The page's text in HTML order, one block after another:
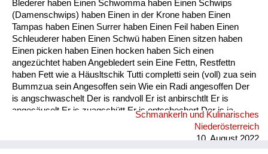
Schmankerln und
Kulinarisches
Blederer haben Einen Schwomma haben Einen Schwips
(Damenschwips) haben Einen in der Krone haben Einen
Tampas haben Einen Surrer haben Einen Feil haben Einen
Schleuderer haben Einen Schwü haben Einen sitzen haben
Einen picken haben Einen hocken haben Sich einen
angezüchtet haben Angebledert sein Eine Fettn, Restfettn
haben Fett wie a Häusltschik Tutti completti sein (voll) zua sein
Bummzua sein Angesoffen sein Wie ein Radi angesoffen Der
is angschwaschelt Der is randvoll Er ist anbirschtlt Er is
angesäuselt Er is zuagschütt Er is ontschechert Der is ja
schon gaunz steif Der is steif (steifer Blick) Fett wie ein
Radierer Blunzenfett sein Angefüllt sein abgefüllt sein
Schmankerln und Kulinarisches
Niederösterreich
10. August 2022